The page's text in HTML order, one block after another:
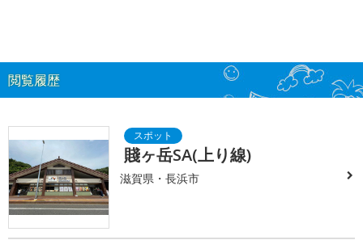
閲覧履歴
賤ヶ岳SA(上り線)
滋賀県・長浜市